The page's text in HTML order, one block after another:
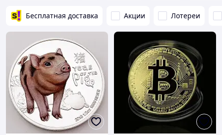
Бесплатная доставка Акции Лотереи